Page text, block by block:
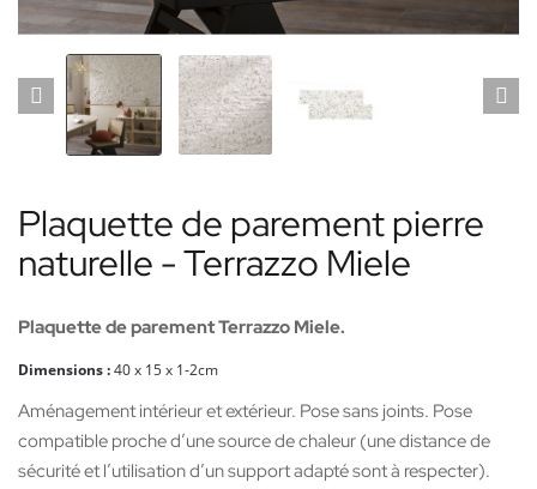
Plaquette de parement pierre
naturelle - Terrazzo Miele
Plaquette de parement Terrazzo Miele.
Dimensions :40x 15 x 1-2cm
Aménagement intérieur et extérieur. Pose sans joints. Pose
compatible proche d’une source de chaleur (une distance de
sécurité et l’utilisation d’un support adapté sont à respecter).